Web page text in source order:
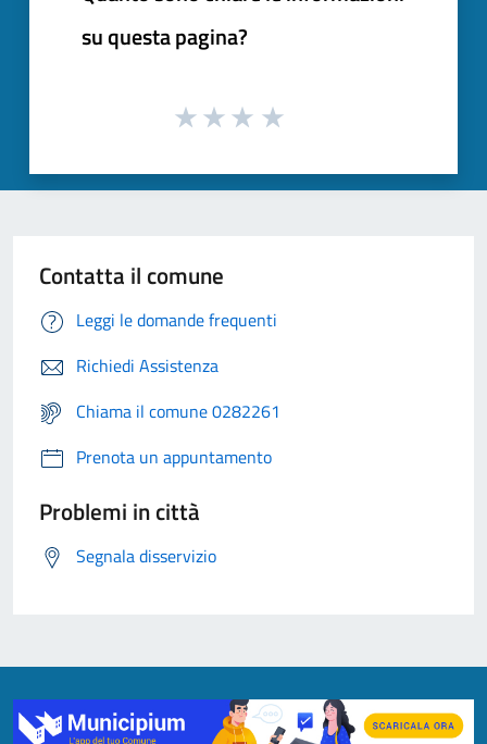
su questa pagina?
Contatta il comune
Leggi le domande frequenti
Richiedi Assistenza
Chiama il comune 0282261
Prenota un appuntamento
Problemi in città
Segnala disservizio